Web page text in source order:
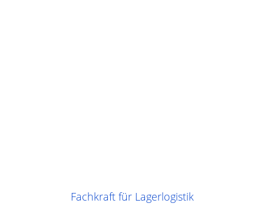
Fachkraft für Lagerlogistik